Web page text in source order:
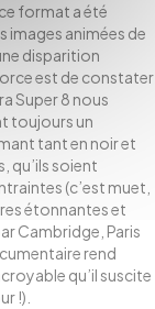
format a été
images animées de
disparition
est de constater
Super 8 nous
toujours un
tant en noir et
qu’ils soient
(c’est muet,
étonnantes et
Cambridge, Paris
rend
qu’il suscite
!).